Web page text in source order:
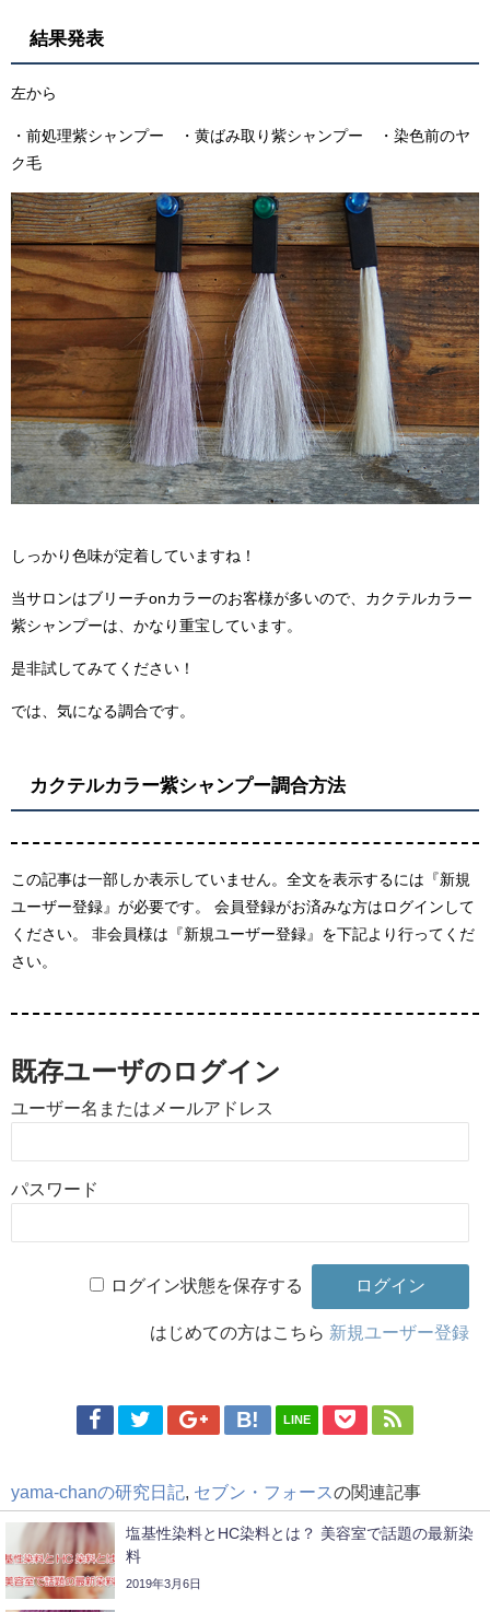
結果発表
左から
・前処理紫シャンプー ・黄ばみ取り紫シャンプー ・染色前のヤ
ク毛
しっかり色味が定着していますね！
当サロンはブリーチonカラーのお客様が多いので、カクテルカラー
紫シャンプーは、かなり重宝しています。
是非試してみてください！
では、気になる調合です。
カクテルカラー紫シャンプー調合方法
この記事は一部しか表示していません。全文を表示するには『新規
ユーザー登録』が必要です。 会員登録がお済みな方はログインして
ください。 非会員様は『新規ユーザー登録』を下記より行ってくだ
さい。
既存ユーザのログイン
ユーザー名またはメールアドレス
パスワード
ログイン状態を保存する
はじめての方はこちら 新規ユーザー登録
LINE
yama-chanの研究日記, セブン・フォースの関連記事
塩基性染料とHC染料とは？ 美容室で話題の最新染
料
2019年3月6日